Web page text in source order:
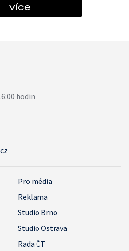
více
Pro média
Reklama
Studio Brno
Studio Ostrava
Rada ČT